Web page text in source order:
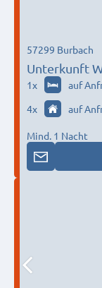
Unterkunft
57299 Burbach
1x auf
4x auf
Mind. 1 Nacht